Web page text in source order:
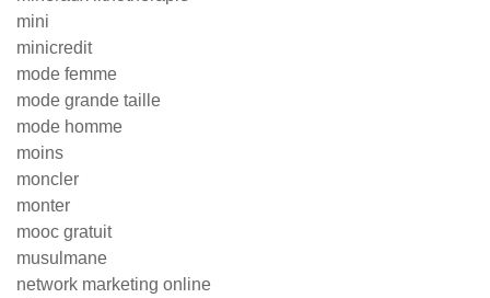
mini
minicredit
mode femme
mode grande taille
mode homme
moins
moncler
monter
mooc gratuit
musulmane
network marketing online